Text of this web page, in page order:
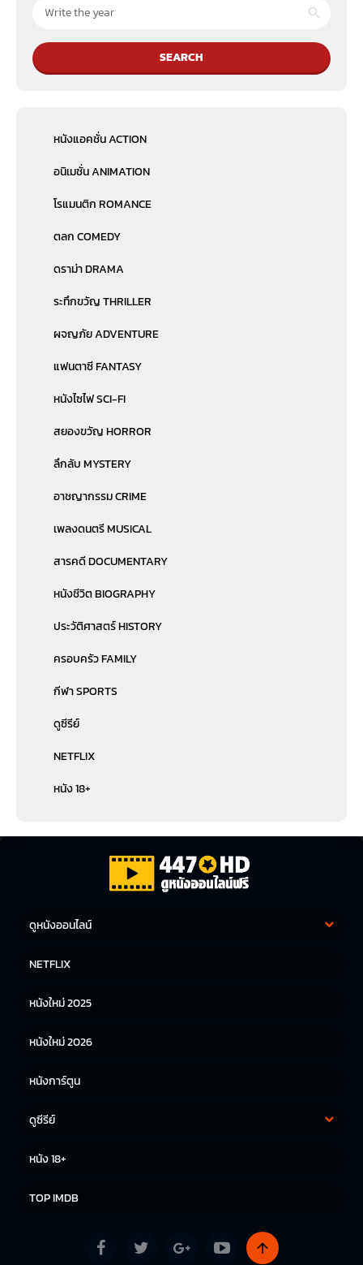
SEARCH
หนังแอคชั่น ACTION
อนิเมชั่น ANIMATION
โรแมนติก ROMANCE
ตลก COMEDY
ดราม่า DRAMA
ระทึกขวัญ THRILLER
ผจญภัย ADVENTURE
แฟนตาซี FANTASY
หนังไซไฟ SCI-FI
สยองขวัญ HORROR
ลึกลับ MYSTERY
อาชญากรรม CRIME
เพลงดนตรี MUSICAL
สารคดี DOCUMENTARY
หนังชีวิต BIOGRAPHY
ประวัติศาสตร์ HISTORY
ครอบครัว FAMILY
กีฬา SPORTS
ดูซีรีย์
NETFLIX
หนัง 18+
ดูหนังออนไลน์
หนังญี่ปุ่น
NETFLIX
หนังใหม่ 2025
หนังใหม่ 2026
หนังการ์ตูน
ดูซีรีย์
หนัง 18+
TOP IMDB